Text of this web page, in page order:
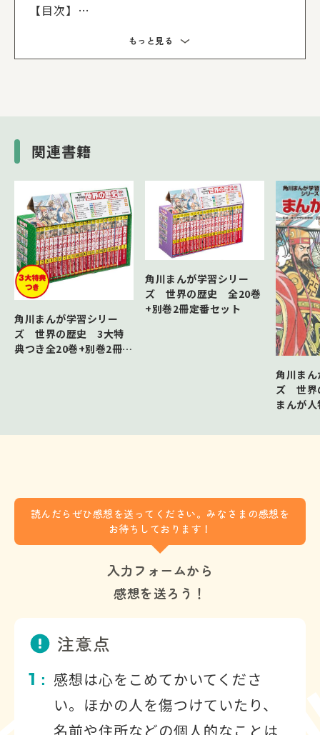
【目次】
もっと見る
関連書籍
角川まんが学習シリー
ズ 世界の歴史 3大特
典つき全20巻+別巻2冊セ
角川まんが学習シリー
ズ 世界の歴史 全20巻
+別巻2冊定番セット
角川ま
ズ 世
まんが
読んだらぜひ感想を送ってください。みなさまの感想を
お待ちしております！
入力フォームから
感想を送ろう！
注意点
1 ： 感想は心をこめてかいてくださ
い。ほかの人を傷つけていたり、
名前や住所などの個人的なことは